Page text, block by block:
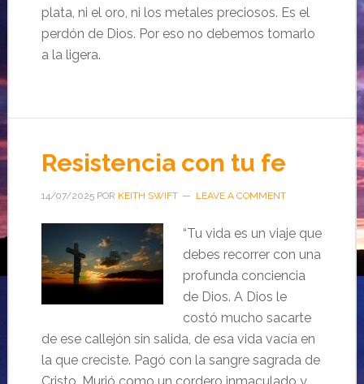
plata, ni el oro, ni los metales preciosos. Es el
perdón de Dios. Por eso no debemos tomarlo
a la ligera.
Resistencia con tu fe
14/07/2025POR KEITH SWIFT LEAVE A COMMENT
“Tu vida es un viaje que
debes recorrer con una
profunda conciencia
de Dios. A Dios le
costó mucho sacarte
de ese callejón sin salida, de esa vida vacía en
la que creciste. Pagó con la sangre sagrada de